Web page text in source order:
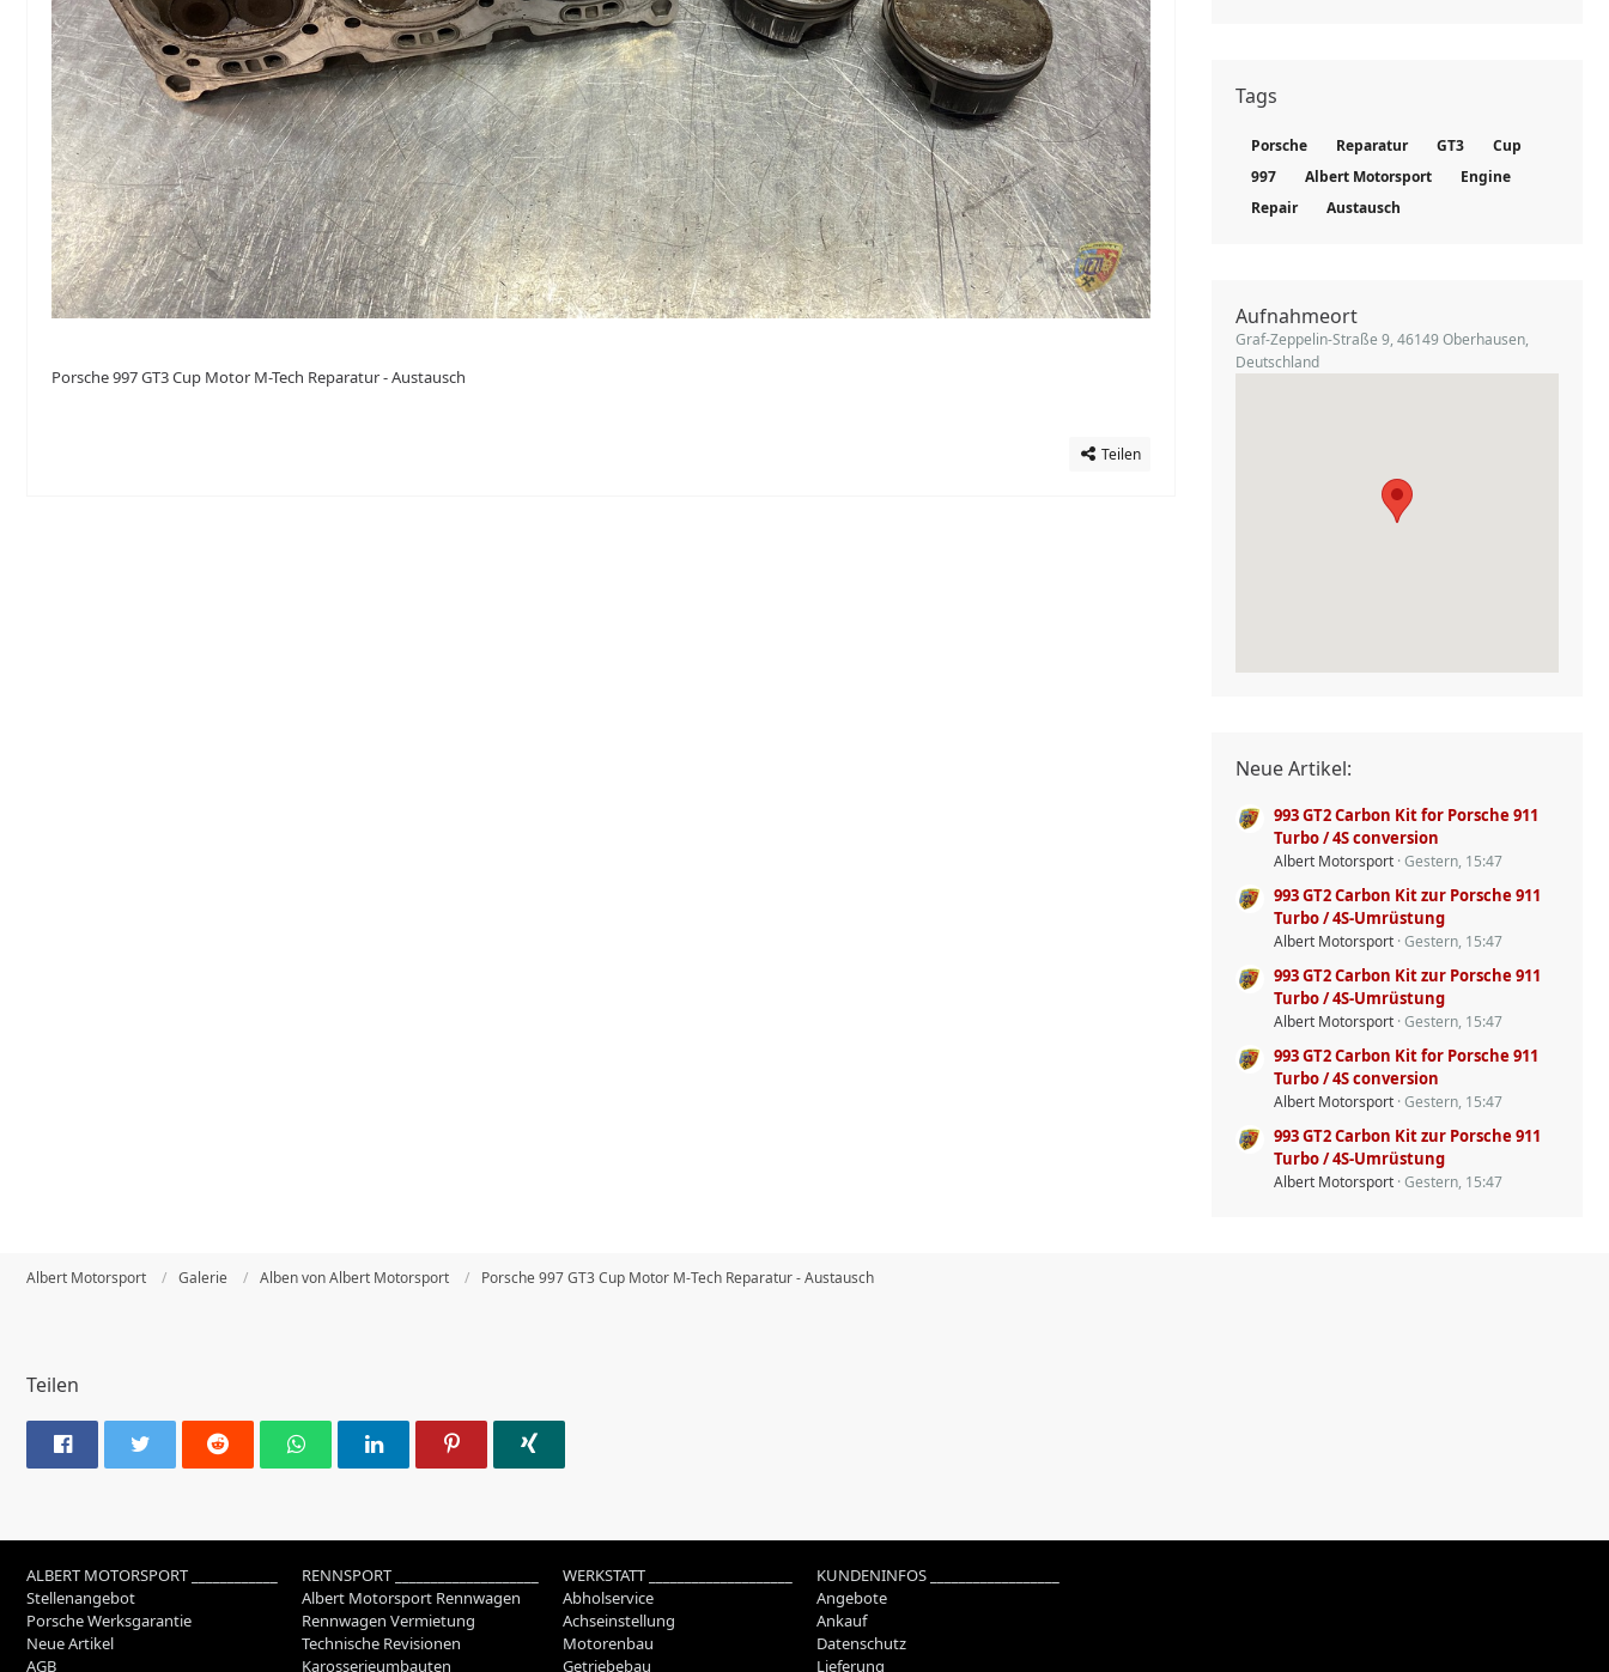
Albert Motorsport Galerie Alben von Albert Motorsport Porsche 997 GT3 Cup Motor M-Tech Reparatur - Austausch
Porsche 997 GT3 Cup Motor M-Tech Reparatur - Austausch
Teilen
Tags
Porsche Reparatur GT3
Cup
997
Albert Motorsport
Engine
Repair
Austausch
Aufnahmeort
Graf-Zeppelin-Straße 9, 46149 Oberhausen,
Deutschland
Neue Artikel:
993 GT2 Carbon Kit for Porsche 911
Turbo / 4S conversion
Albert Motorsport Gestern, 15:47
993 GT2 Carbon Kit zur Porsche 911
Turbo / 4S-Umrüstung
Albert Motorsport Gestern, 15:47
993 GT2 Carbon Kit zur Porsche 911
Turbo / 4S-Umrüstung
Albert Motorsport Gestern, 15:47
993 GT2 Carbon Kit for Porsche 911
Turbo / 4S conversion
Albert Motorsport Gestern, 15:47
993 GT2 Carbon Kit zur Porsche 911
Turbo / 4S-Umrüstung
Albert Motorsport Gestern, 15:47
Teilen
ALBERT MOTORSPORT ____________
Stellenangebot
Porsche Werksgarantie
Neue Artikel
AGB
RENNSPORT ____________________
Albert Motorsport Rennwagen
Rennwagen Vermietung
Technische Revisionen
Karosserieumbauten
WERKSTATT ____________________
Abholservice
Achseinstellung
Motorenbau
Getriebebau
KUNDENINFOS __________________
Angebote
Ankauf
Datenschutz
Lieferung